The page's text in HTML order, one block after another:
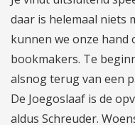
daar is helemaal niets
kunnen we onze
bookmakers. Te
alsnog terug van een
De Joegoslaaf is de
aldus Schreuder.